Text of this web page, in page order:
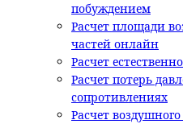
побуждением
Расчет площади
частей онлайн
Расчет
Расчет потерь
сопротивлениях
Расчет